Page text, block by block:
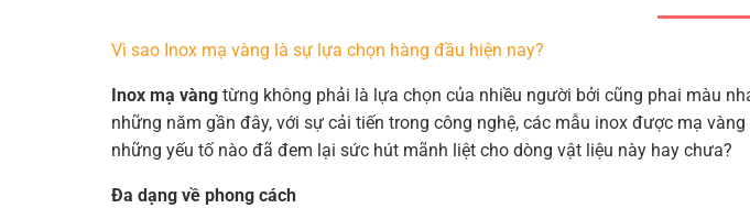
Vì sao Inox mạ vàng là sự lựa chọn hàng đầu hiện nay?
Inox mạ vàngtừng không phải là lựa chọn của nhiều người bởi cũng phai màu
những năm gần đây, với sự cải tiến trong công nghệ, các mẫu inox được mạ
những yếu tố nào đã đem lại sức hút mãnh liệt cho dòng vật liệu này hay chưa?
Đa dạng về phong cách